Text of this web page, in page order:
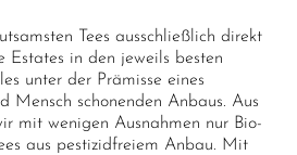
Tees ausschließlich direkt
Estates in den jeweils besten
unter der Prämisse eines
Mensch schonenden Anbaus. Aus
mit wenigen Ausnahmen nur Bio-
aus pestizidfreiem Anbau. Mit